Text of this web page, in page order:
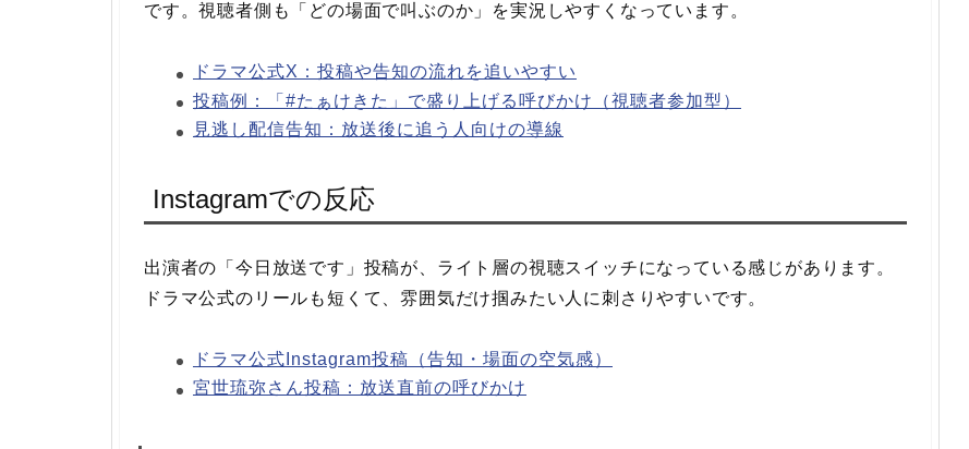
です。視聴者側も「どの場面で叫ぶのか」を実況しやすくなっています。
ドラマ公式X：投稿や告知の流れを追いやすい
投稿例：「#たぁけきた」で盛り上げる呼びかけ（視聴者参加型）
見逃し配信告知：放送後に追う人向けの導線
Instagramでの反応
出演者の「今日放送です」投稿が、ライト層の視聴スイッチになっている感じがあります。
ドラマ公式のリールも短くて、雰囲気だけ掴みたい人に刺さりやすいです。
ドラマ公式Instagram投稿（告知・場面の空気感）
宮世琉弥さん投稿：放送直前の呼びかけ